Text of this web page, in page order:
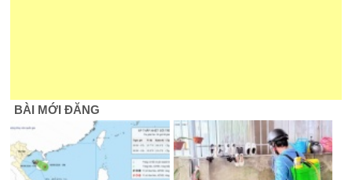
BÀI MỚI ĐĂNG